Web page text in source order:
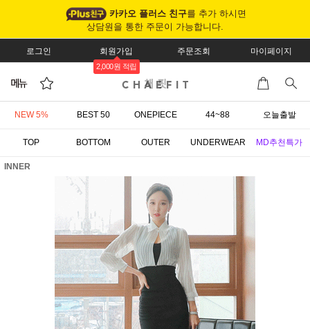
카카오 플러스 친구를 추가 하시면
상담원을 통한 주문이 가능합니다.
로그인 회원가입
2,000원 적립
주문조회 마이페이지
NEW 5% BEST 50 ONEPIECE 44~88 오늘출발
TOP BOTTOM OUTER UNDERWEAR MD추천특가
INNER